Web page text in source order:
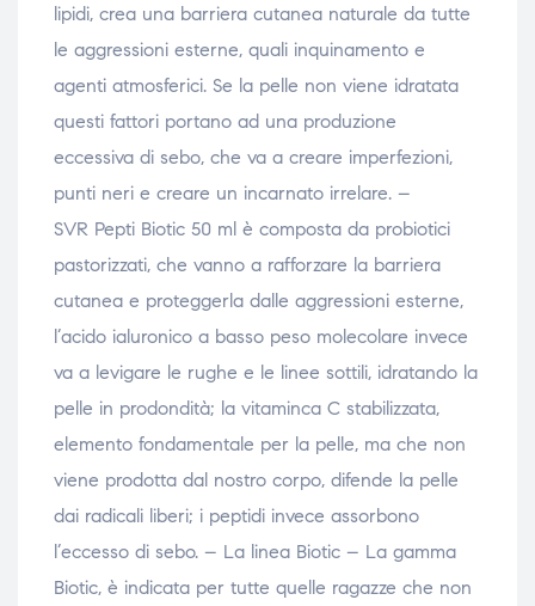
lipidi, crea una barriera cutanea naturale da tutte
le aggressioni esterne, quali inquinamento e
agenti atmosferici. Se la pelle non viene idratata
questi fattori portano ad una produzione
eccessiva di sebo, che va a creare imperfezioni,
punti neri e creare un incarnato irrelare. –
SVR Pepti Biotic 50 ml è composta da probiotici
pastorizzati, che vanno a rafforzare la barriera
cutanea e proteggerla dalle aggressioni esterne,
l’acido ialuronico a basso peso molecolare invece
va a levigare le rughe e le linee sottili, idratando la
pelle in prodondità; la vitaminca C stabilizzata,
elemento fondamentale per la pelle, ma che non
viene prodotta dal nostro corpo, difende la pelle
dai radicali liberi; i peptidi invece assorbono
l’eccesso di sebo. – La linea Biotic – La gamma
Biotic, è indicata per tutte quelle ragazze che non